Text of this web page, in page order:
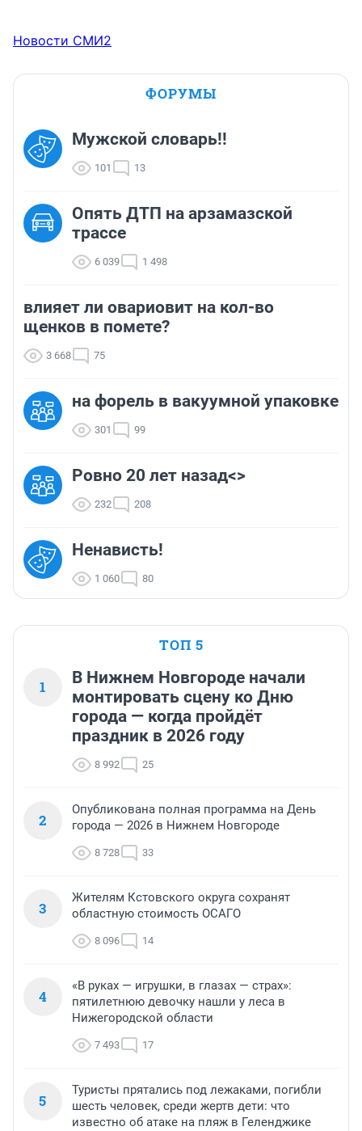
Новости СМИ2
ФОРУМЫ
Мужской словарь!!
101 13
Опять ДТП на арзамазской
трассе
6 039 1 498
влияет ли овариовит на кол-во
щенков в помете?
3 668 75
на форель в вакуумной упаковке
301 99
Ровно 20 лет назад<>
232 208
Ненависть!
1 060 80
ТОП 5
1
В Нижнем Новгороде начали
монтировать сцену ко Дню
города — когда пройдёт
праздник в 2026 году
8 992 25
2
Опубликована полная программа на День
города — 2026 в Нижнем Новгороде
8 728 33
3
Жителям Кстовского округа сохранят
областную стоимость ОСАГО
8 096 14
4
«В руках — игрушки, в глазах — страх»:
пятилетнюю девочку нашли у леса в
Нижегородской области
7 493 17
5
Туристы прятались под лежаками, погибли
шесть человек, среди жертв дети: что
известно об атаке на пляж в Геленджике